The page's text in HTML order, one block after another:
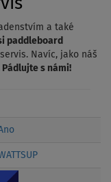
a také
paddleboard
Navíc, jako náš
s námi!